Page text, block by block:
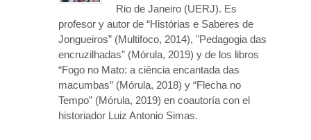
Rio de Janeiro (UERJ). Es
profesor y autor de “Histórias e Saberes de
Jongueiros” (Multifoco, 2014), "Pedagogia das
encruzilhadas" (Mórula, 2019) y de los libros
“Fogo no Mato: a ciência encantada das
macumbas” (Mórula, 2018) y “Flecha no
Tempo” (Mórula, 2019) en coautoría con el
historiador Luiz Antonio Simas.